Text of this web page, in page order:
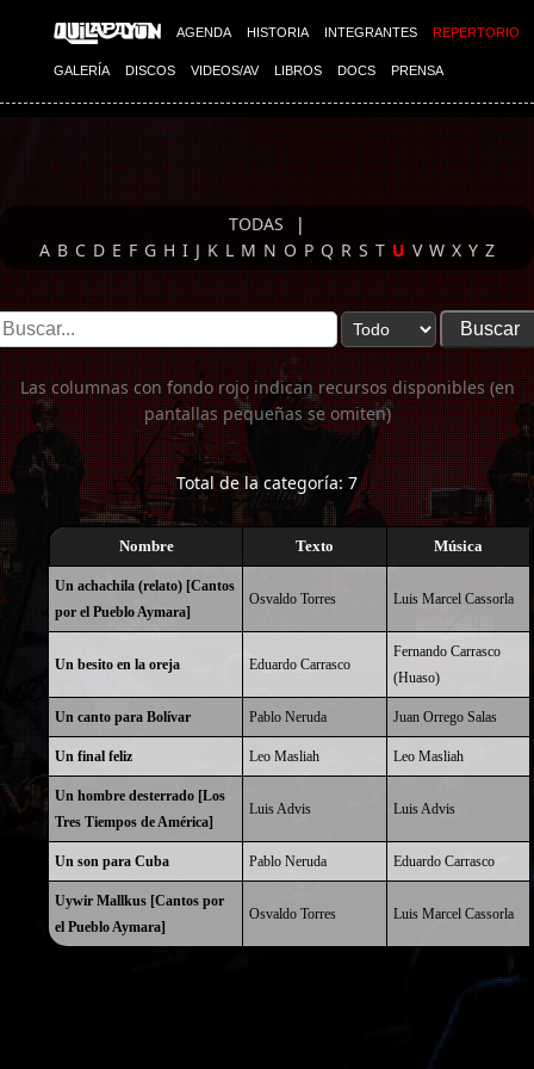
AGENDA HISTORIA INTEGRANTES REPERTORIO
GALERÍA DISCOS VIDEOS/AV LIBROS DOCS PRENSA
Imagen 01
TODAS
|
A B C D E F G H I J K L M N O P Q R S T U V W X Y Z
Las columnas con fondo rojo indican recursos disponibles (en
pantallas pequeñas se omiten)
Total de la categoría: 7
Nombre Texto Música
Un achachila (relato) [Cantos
por el Pueblo Aymara]
Osvaldo Torres Luis Marcel Cassorla
Un besito en la oreja Eduardo Carrasco
Fernando Carrasco
(Huaso)
Un canto para Bolívar Pablo Neruda Juan Orrego Salas
Un final feliz Leo Masliah Leo Masliah
Un hombre desterrado [Los
Tres Tiempos de América]
Luis Advis Luis Advis
Un son para Cuba Pablo Neruda Eduardo Carrasco
Uywir Mallkus [Cantos por
el Pueblo Aymara]
Osvaldo Torres Luis Marcel Cassorla